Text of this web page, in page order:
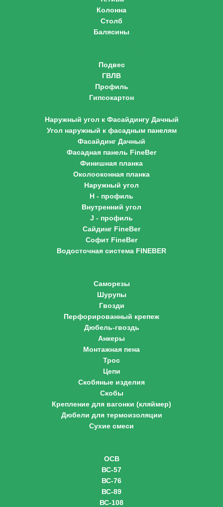
Колонна
Столб
Балясины
Подвес
ГВЛВ
Профиль
Гипсокартон
Наружный угол к Фасайдингу Дачный
Угол наружный к фасадным панелям
Фасайдинг Дачный
Фасадная панель FineBer
Финишная планка
Околооконная планка
Наружный угол
H - профиль
Внутренний угол
J - профиль
Сайдинг FineBer
Софит FineBer
Водосточная система FINEBER
Саморезы
Шурупы
Гвозди
Перфорированный крепеж
Дюбель-гвоздь
Анкеры
Монтажная пена
Трос
Цепи
Скобяные изделия
Скобы
Крепление для вагонки (кляймер)
Дюбели для термоизоляции
Сухие смеси
ОСВ
ВС-57
ВС-76
ВС-89
ВС-108